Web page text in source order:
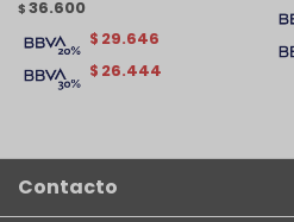
$ 36.600
$ 26.444
$ 29.646
Contacto